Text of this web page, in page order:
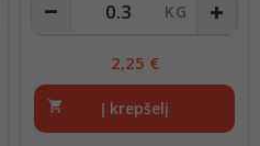
2,25 €
shopping_cart Į krepšelį